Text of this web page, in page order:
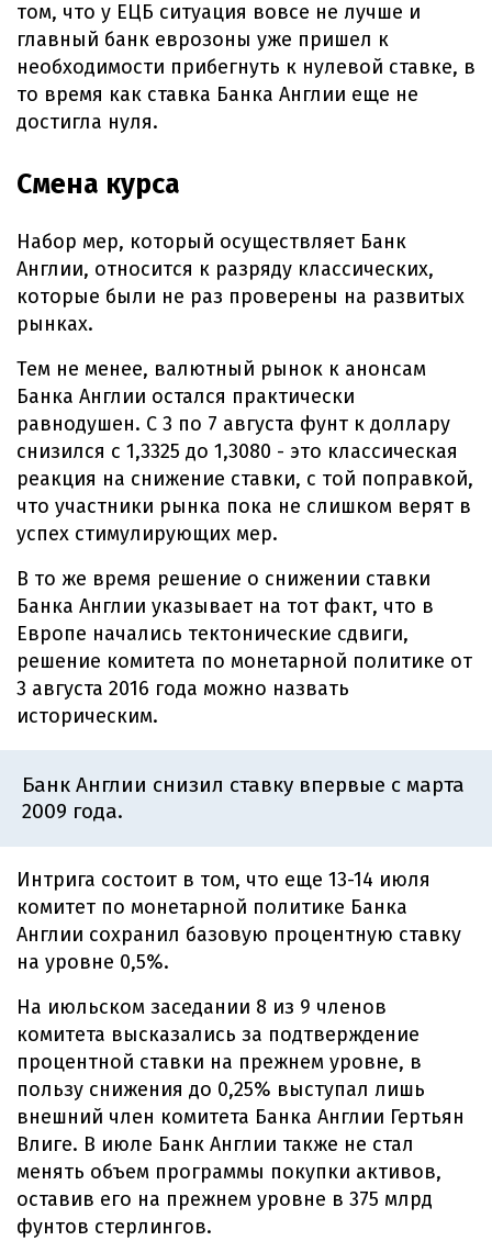
том, что у ЕЦБ ситуация вовсе не лучше и
главный банк еврозоны уже пришел к
необходимости прибегнуть к нулевой ставке, в
то время как ставка Банка Англии еще не
достигла нуля.
Смена курса
Набор мер, который осуществляет Банк
Англии, относится к разряду классических,
которые были не раз проверены на развитых
рынках.
Тем не менее, валютный рынок к анонсам
Банка Англии остался практически
равнодушен. С 3 по 7 августа фунт к доллару
снизился с 1,3325 до 1,3080 - это классическая
реакция на снижение ставки, с той поправкой,
что участники рынка пока не слишком верят в
успех стимулирующих мер.
В то же время решение о снижении ставки
Банка Англии указывает на тот факт, что в
Европе начались тектонические сдвиги,
решение комитета по монетарной политике от
3 августа 2016 года можно назвать
историческим.
Банк Англии снизил ставку впервые с марта
2009 года.
Интрига состоит в том, что еще 13-14 июля
комитет по монетарной политике Банка
Англии сохранил базовую процентную ставку
на уровне 0,5%.
На июльском заседании 8 из 9 членов
комитета высказались за подтверждение
процентной ставки на прежнем уровне, в
пользу снижения до 0,25% выступал лишь
внешний член комитета Банка Англии Гертьян
Влиге. В июле Банк Англии также не стал
менять объем программы покупки активов,
оставив его на прежнем уровне в 375 млрд
фунтов стерлингов.